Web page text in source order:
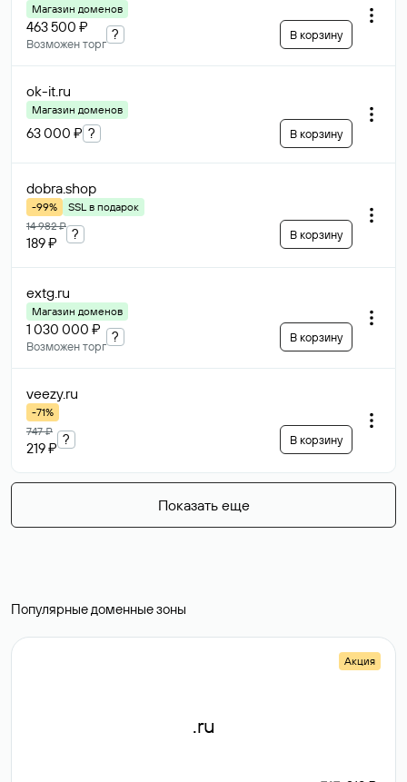
Магазин доменов
463 500 ₽
Возможен торг
? В корзину
ok-it.ru
Магазин доменов
63 000 ₽ ? В корзину
dobra.shop
-99%
SSL в подарок
14 982 ₽
189 ₽
? В корзину
extg.ru
Магазин доменов
1 030 000 ₽
Возможен торг
? В корзину
veezy.ru
-71%
747 ₽
219 ₽
? В корзину
Показать еще
Популярные доменные зоны
Акция
.ru